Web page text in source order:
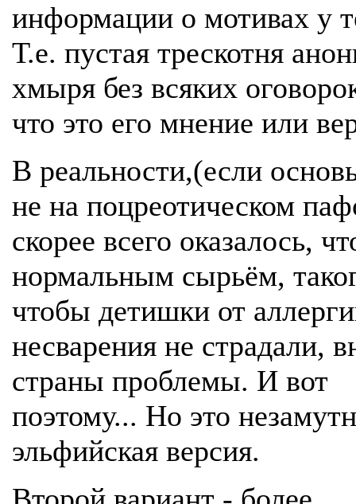
информации о мотивах у
Т.е. пустая трескотня
хмыря без всяких
что это его мнение или
В реальности,(если
не на поцреотическом
скорее всего оказалось,
нормальным сырьём,
чтобы детишки от
несварения не страдали,
страны проблемы. И вот
поэтому... Но это
эльфийская версия.